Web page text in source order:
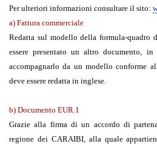
Per ulteriori informazioni consultare il sito:
a) Fattura commerciale
Redatta sul modello della formula-quadro
essere presentato un altro documento,
accompagnarlo da un modello conforme
deve essere redatta in inglese.
b) Documento EUR.1
Grazie alla firma di un accordo di
regione dei CARAIBI, alla quale